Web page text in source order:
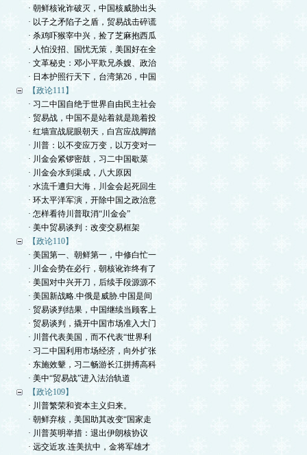
· 朝鲜核讹诈破灭，中国核威胁出头
· 以子之矛陷子之盾，贸易战击碎谎
· 杀鸡吓猴宰中兴，捡了芝麻抱西瓜
· 人怕没招、国忧无策，美国好在全
· 文革秘史：邓小平欺兄杀嫂、政治
· 日本护照行天下，台湾第26，中国
【政论111】
· 习二中国自绝于世界自由民主社会
· 贸易战，中国不是站着就是跪着投
· 红墙宣战屁眼朝天，白宫应战脚踏
· 川普：以不变应万变，以万变对一
· 川金会紧锣密鼓，习二中国歇菜
· 川金会水到渠成，八大原因
· 水流千遭归大海，川金会起死回生
· 环太平洋军演，开除中国之政治意
· 怎样看待川普取消“川金会”
· 美中贸易谈判：改变交易框架
【政论110】
· 美国第一、朝鲜第一，中修白忙一
· 川金会势在必行，朝核讹诈终有了
· 美国对中兴开刀，后续手段源源不
· 美国新战略.中俄是威胁.中国是间
· 贸易谈判结果，中国继续当顾客上
· 贸易谈判，撬开中国市场准入大门
· 川普代表美国，而不代表“世界利
· 习二中国利用市场经济，向外扩张
· 东施效颦，习二畅游长江拼搏高科
· 美中“贸易战”进入法治轨道
【政论109】
· 川普繁荣和资本主义归来。
· 朝鲜弃核，美国助其改变“国家走
· 川普英明举措：退出伊朗核协议
· 远交近攻.连美抗中，金将军雄才